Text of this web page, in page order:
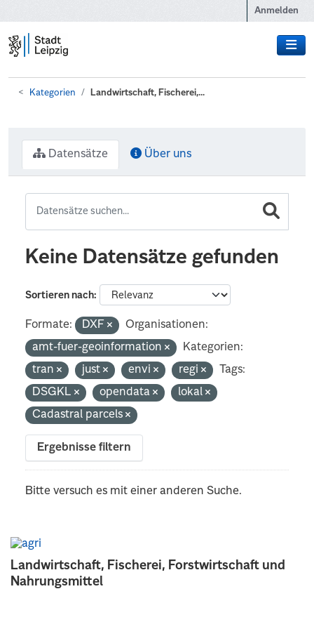
Anmelden
Kategorien Landwirtschaft, Fischerei,...
Landwirtschaft, Fischerei, Forstwirtschaft und
Nahrungsmittel
Datensätze Über uns
Keine Datensätze gefunden
Sortieren nach
Formate: DXF
Organisationen:
amt-fuer-geoinformation
Kategorien:
tran
just envi regi
Tags:
DSGKL
opendata
lokal
Cadastral parcels
Ergebnisse filtern
Bitte versuch es mit einer anderen Suche.